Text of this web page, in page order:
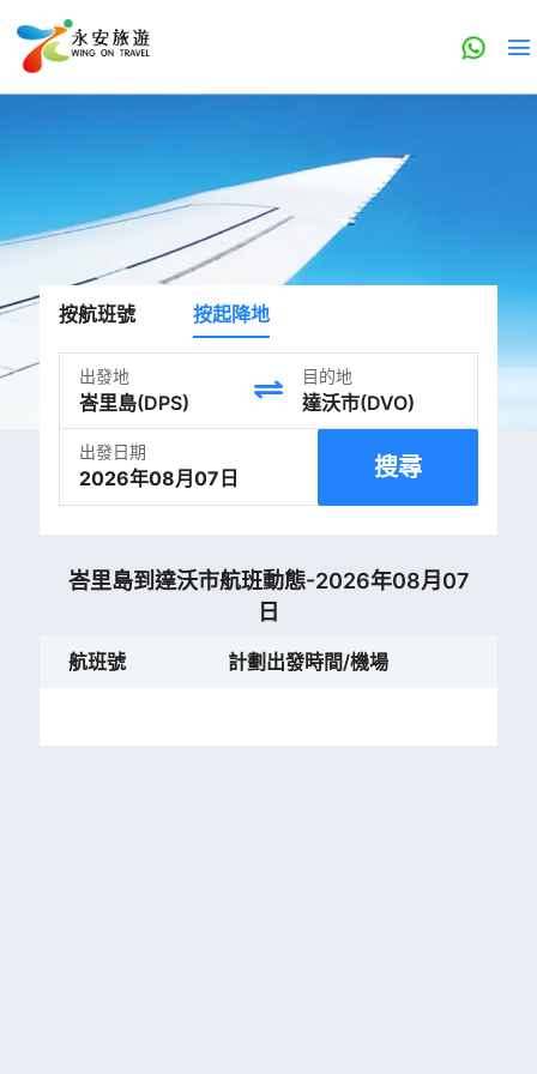
按航班號 按起降地
出發地 目的地
出發日期
2026年08月07日 搜尋
峇里島到達沃市航班動態-2026年08月07
日
航班號 計劃出發時間/機場